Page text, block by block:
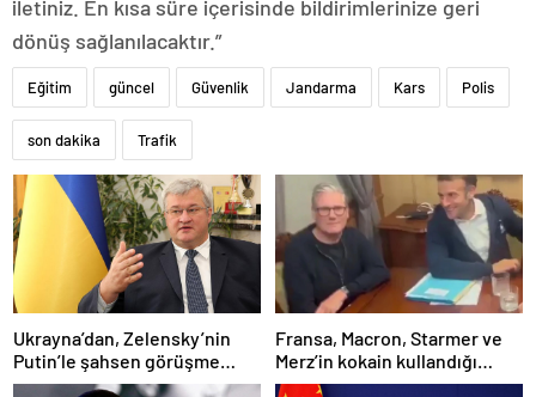
iletiniz. En kısa süre içerisinde bildirimlerinize geri
dönüş sağlanılacaktır.”
Eğitim güncel Güvenlik Jandarma Kars Polis
son dakika Trafik
Ukrayna’dan, Zelensky’nin
Putin’le şahsen görüşme
talebine ilişkin açıklama
Fransa, Macron, Starmer ve
Merz’in kokain kullandığı
iddiasını yalanladı